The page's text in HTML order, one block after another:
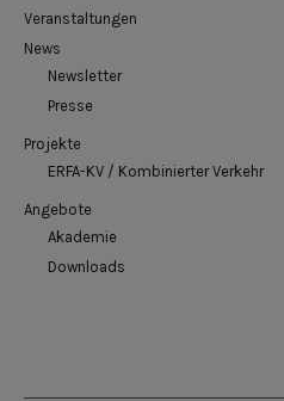
Veranstaltungen
News
Newsletter
Presse
Projekte
ERFA-KV / Kombinierter Verkehr
Angebote
Akademie
Downloads